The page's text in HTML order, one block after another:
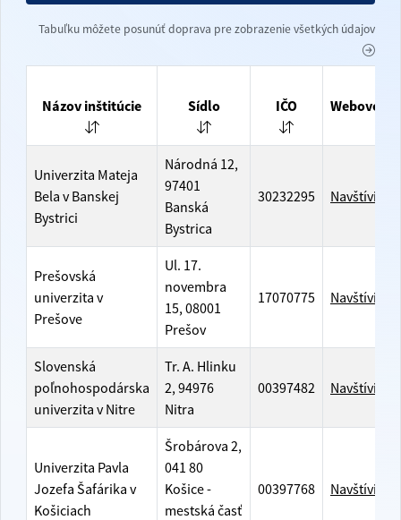
Tabuľku môžete posunúť doprava pre zobrazenie všetkých údajov
Názov inštitúcie Sídlo IČO Webové
Univerzita Mateja
Bela v Banskej
Bystrici
Národná 12,
97401
Banská
Bystrica
30232295 Navštíviť
Prešovská
univerzita v
Prešove
Ul. 17.
novembra
15, 08001
Prešov
17070775 Navštíviť
Slovenská
poľnohospodárska
univerzita v Nitre
Tr. A. Hlinku
2, 94976
Nitra
00397482 Navštíviť
Univerzita Pavla
Jozefa Šafárika v
Košiciach
Šrobárova 2,
041 80
Košice -
mestská časť
00397768 Navštíviť